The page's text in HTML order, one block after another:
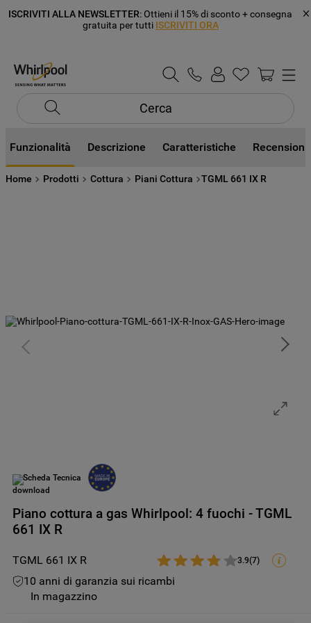
ISCRIVITI ALLA NEWSLETTER: Ottieni il 15% di sconto + consegna
gratuita per tutti ISCRIVITI ORA
Cerca
Funzionalità Descrizione Caratteristiche Recensioni
Home Prodotti Cottura Piani Cottura TGML 661 IX R
Scheda Tecnica
Piano cottura a gas Whirlpool: 4 fuochi - TGML
661 IX R
TGML 661 IX R 3.9(7)
10 anni di garanzia sui ricambi
In magazzino